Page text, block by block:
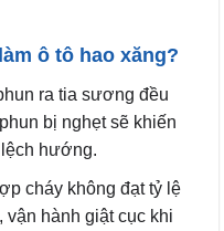
ô tô hao xăng?
ra tia sương đều
bị nghẹt sẽ khiến
hướng.
cháy không đạt tỷ lệ
hành giật cục khi